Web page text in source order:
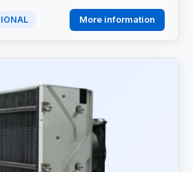
More information